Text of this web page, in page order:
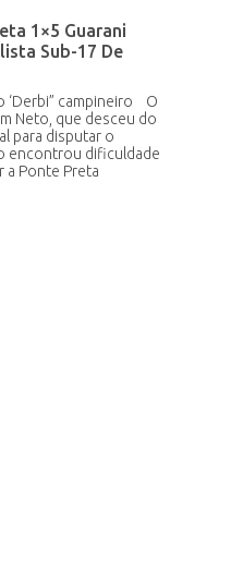
1×5 Guarani
Sub-17 De
‘Derbi” campineiro O
Neto, que desceu do
para disputar o
encontrou dificuldade
a Ponte Preta